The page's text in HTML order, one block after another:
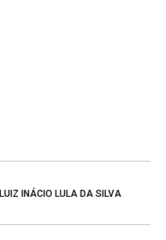
LUIZ INÁCIO LULA DA SILVA